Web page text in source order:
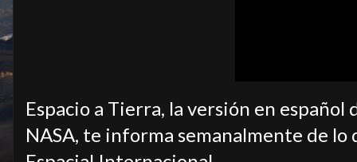
Espacio a Tierra, la versión en español
NASA, te informa semanalmente de lo